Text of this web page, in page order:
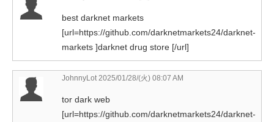
best darknet markets
[url=https://github.com/darknetmarkets24/darknet-
markets ]darknet drug store [/url]
JohnnyLot2025/01/28/(火) 08:07 AM
tor dark web
[url=https://github.com/darknetmarkets24/darknet-